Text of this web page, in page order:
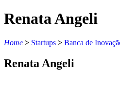
Renata Angeli
Home > Startups > Banca de
Renata Angeli